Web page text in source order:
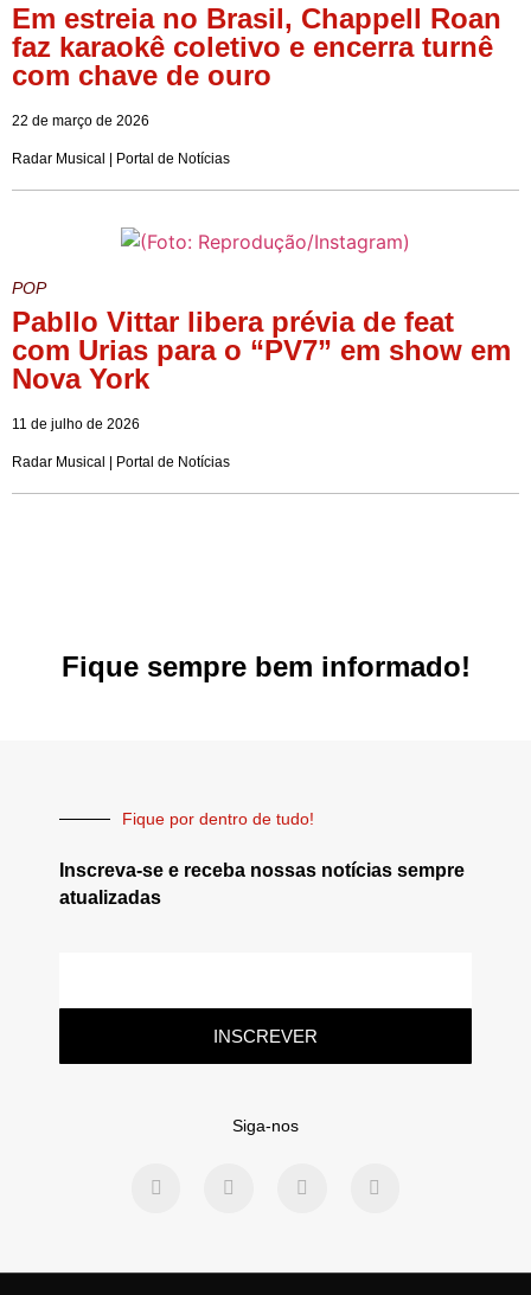
Em estreia no Brasil, Chappell Roan
faz karaokê coletivo e encerra turnê
com chave de ouro
22 de março de 2026
Radar Musical | Portal de Notícias
POP
Pabllo Vittar libera prévia de feat
com Urias para o “PV7” em show em
Nova York
11 de julho de 2026
Radar Musical | Portal de Notícias
Fique sempre bem informado!
Fique por dentro de tudo!
Inscreva-se e receba nossas notícias sempre
atualizadas
INSCREVER
Siga-nos